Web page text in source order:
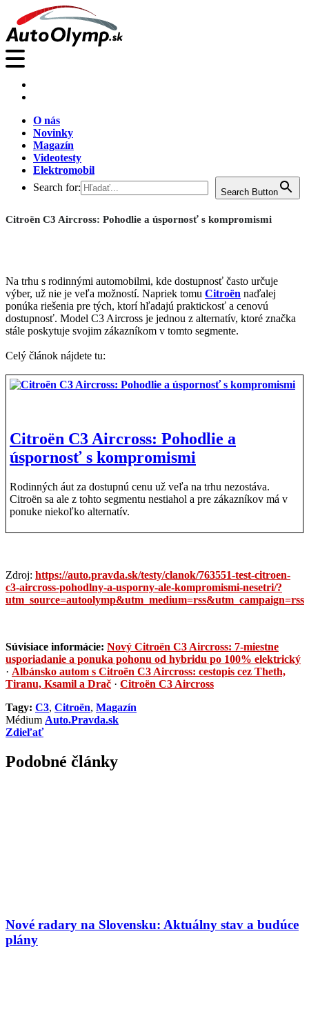
O nás
Novinky
Magazín
Videotesty
Elektromobil
Search for:
Search Button
Citroën C3 Aircross: Pohodlie a úspornosť s kompromismi
Na trhu s rodinnými automobilmi, kde dostupnosť často určuje
výber, už nie je veľa možností. Napriek tomu Citroën naďalej
ponúka riešenia pre tých, ktorí hľadajú praktickosť a cenovú
dostupnosť. Model C3 Aircross je jednou z alternatív, ktoré značka
stále poskytuje svojim zákazníkom v tomto segmente.
Celý článok nájdete tu:
Citroën C3 Aircross: Pohodlie a
úspornosť s kompromismi
Rodinných áut za dostupnú cenu už veľa na trhu nezostáva.
Citroën sa ale z tohto segmentu nestiahol a pre zákazníkov má v
ponuke niekoľko alternatív.
Zdroj: https://auto.pravda.sk/testy/clanok/763551-test-citroen-
c3-aircross-pohodlny-a-usporny-ale-kompromismi-nesetri/?
utm_source=autoolymp&utm_medium=rss&utm_campaign=rss
Súvisiace informácie: Nový Citroën C3 Aircross: 7-miestne
usporiadanie a ponuka pohonu od hybridu po 100% elektrický
· Albánsko autom s Citroën C3 Aircross: cestopis cez Theth,
Tiranu, Ksamil a Drač · Citroën C3 Aircross
Tagy: C3, Citroën, Magazín
Médium Auto.Pravda.sk
Zdieľať
Podobné články
Nové radary na Slovensku: Aktuálny stav a budúce
plány